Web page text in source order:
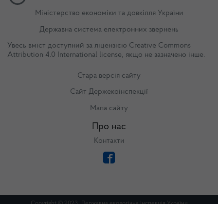
Міністерство економіки та довкілля України
Державна система електронних звернень
Увесь вміст доступний за ліцензією Creative Commons
Attribution 4.0 International license, якщо не зазначено інше.
Стара версія сайту
Сайт Держекоінспекції
Мапа сайту
Про нас
Контакти